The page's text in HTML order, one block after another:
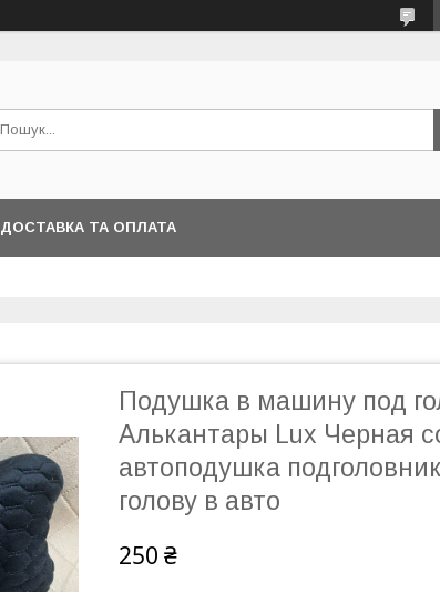
ДОСТАВКА ТА ОПЛАТА
Подушка в машину под
Алькантары Lux Черная
автоподушка
голову в авто
250 ₴